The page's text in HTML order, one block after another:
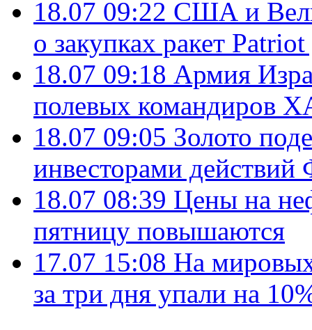
18.07 09:22 США и
о закупках ракет
18.07 09:18 Армия
полевых командиров
18.07 09:05 Золото
инвесторами
18.07 08:39 Цены на
пятницу повышаются
17.07 15:08 На
за три дня упали на